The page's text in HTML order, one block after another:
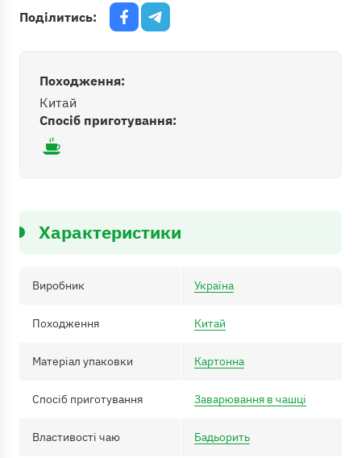
Поділитись:
Походження:
Китай
Спосіб приготування:
Характеристики
Виробник Україна
Походження Китай
Матеріал упаковки Картонна
Спосіб приготування Заварювання в чашці
Властивості чаю Бадьорить